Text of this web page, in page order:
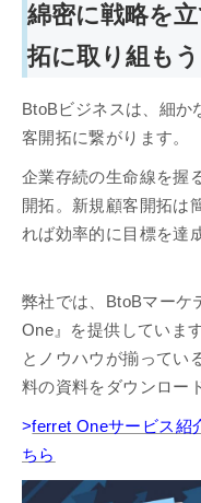
綿密に戦略を
拓に取り組もう
BtoBビジネスは、細か
客開拓に繋がります。
企業存続の生命線を握
開拓。新規顧客開拓は
れば効率的に目標を達
弊社では、BtoBマーケ
One』を提供していま
とノウハウが揃ってい
料の資料をダウンロー
>ferret Oneサービス紹
ちら